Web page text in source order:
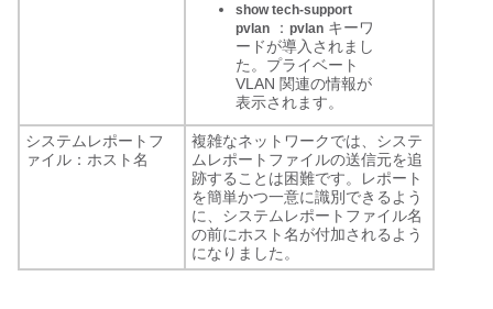
show tech-support
pvlan
： pvlan キーワ
ードが導入されまし
た。プライベート
VLAN 関連の情報が
表示されます。
システムレポートフ
ァイル：ホスト名
複雑なネットワークでは、システ
ムレポートファイルの送信元を追
跡することは困難です。レポート
を簡単かつ一意に識別できるよう
に、システムレポートファイル名
の前にホスト名が付加されるよう
になりました。